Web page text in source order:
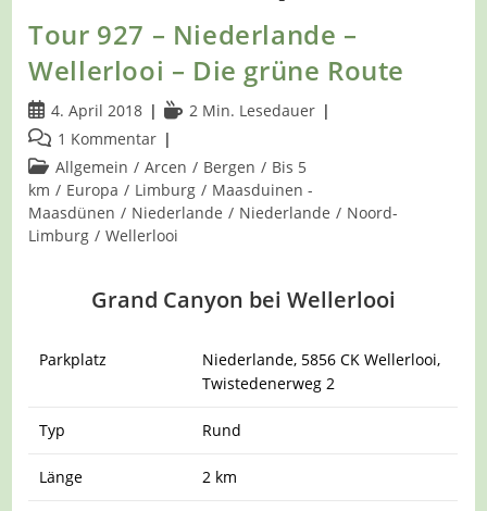
Tour 927 – Niederlande –
Wellerlooi – Die grüne Route
Beitrag
veröffentlicht:
4. April 2018 Lesedauer:
2 Min. Lesedauer
Beitrags-
Kommentare:
1 Kommentar
Beitrags-
Kategorie:
Allgemein / Arcen / Bergen / Bis 5
km / Europa / Limburg / Maasduinen -
Maasdünen / Niederlande / Niederlande / Noord-
Limburg / Wellerlooi
Grand Canyon bei Wellerlooi
Parkplatz Niederlande, 5856 CK Wellerlooi,
Twistedenerweg 2
Typ Rund
Länge 2 km